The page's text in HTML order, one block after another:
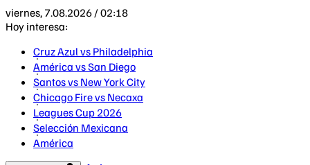
viernes, 7.08.2026 / 02:18
Hoy interesa:
Cruz Azul vs Philadelphia
América vs San Diego
Santos vs New York City
Chicago Fire vs Necaxa
Leagues Cup 2026
Selección Mexicana
América